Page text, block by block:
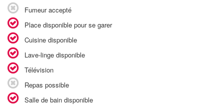
Fumeur accepté
Place disponible pour se garer
Cuisine disponible
Lave-linge disponible
Télévision
Repas possible
Salle de bain disponible